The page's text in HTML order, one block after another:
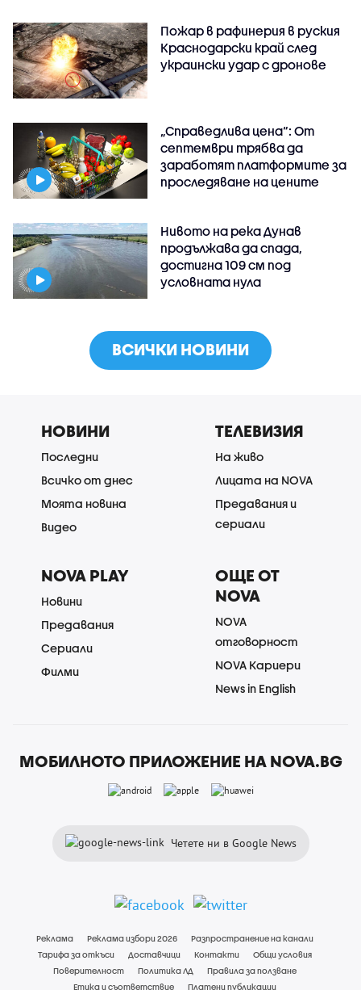
Пожар в рафинерия в руския
Краснодарски край след
украински удар с дронове
„Справедлива цена“: От
септември трябва да
заработят платформите за
проследяване на цените
Нивото на река Дунав
продължава да спада,
достигна 109 см под
условната нула
ВСИЧКИ НОВИНИ
НОВИНИ
Последни
Всичко от днес
Моята новина
Видео
ТЕЛЕВИЗИЯ
На живо
Лицата на NOVA
Предавания и
сериали
NOVA PLAY
Новини
Предавания
Сериали
Филми
ОЩЕ ОТ
NOVA
NOVA
отговорност
NOVA Кариери
News in English
МОБИЛНОТО ПРИЛОЖЕНИЕ НА NOVA.BG
Четете ни в Google News
Реклама Реклама избори 2026
Разпространение на канали
Тарифа за откъси
Доставчици Контакти
Общи условия
Поверителност
Политика ЛД
Правила за ползване
Етика и съответствие
Платени публикации